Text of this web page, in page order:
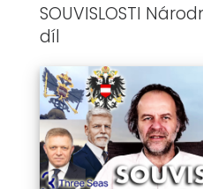
SOUVISLOSTI
díl